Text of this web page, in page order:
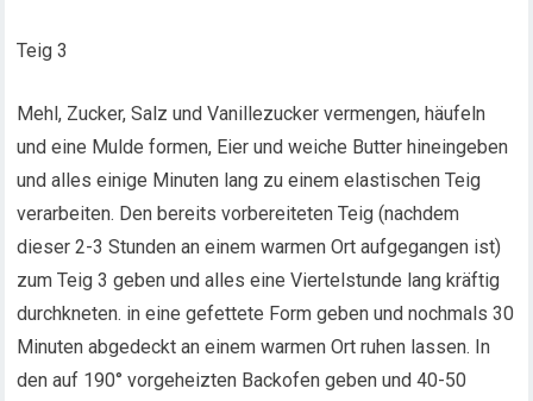
Teig 3
Mehl, Zucker, Salz und Vanillezucker vermengen, häufeln
und eine Mulde formen, Eier und weiche Butter hineingeben
und alles einige Minuten lang zu einem elastischen Teig
verarbeiten. Den bereits vorbereiteten Teig (nachdem
dieser 2-3 Stunden an einem warmen Ort aufgegangen ist)
zum Teig 3 geben und alles eine Viertelstunde lang kräftig
durchkneten. in eine gefettete Form geben und nochmals 30
Minuten abgedeckt an einem warmen Ort ruhen lassen. In
den auf 190° vorgeheizten Backofen geben und 40-50